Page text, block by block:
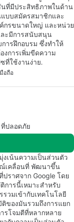
ที่มีประสิทธิภาพในด้าน
แบบสมัครสมาชิกและ
กรขนาดใหญ่ และหน่วย
ละมีการสนับสนุน
ารฝึกอบรม ซึ่งทำให้
งการเพิ่มขีดความ
ที่ใช้งานง่าย.
อถือ
ปลอดภัย
งเน้นความเป็นส่วนตัว
ณ์เคลื่อนที่ พัฒนาขึ้น
ราศจาก Google โดย
การนี้เหมาะสำหรับ
วมเข้ากับเทคโนโลยี
ของมันรวมถึงการแยก
รโจมตีที่หลากหลาย